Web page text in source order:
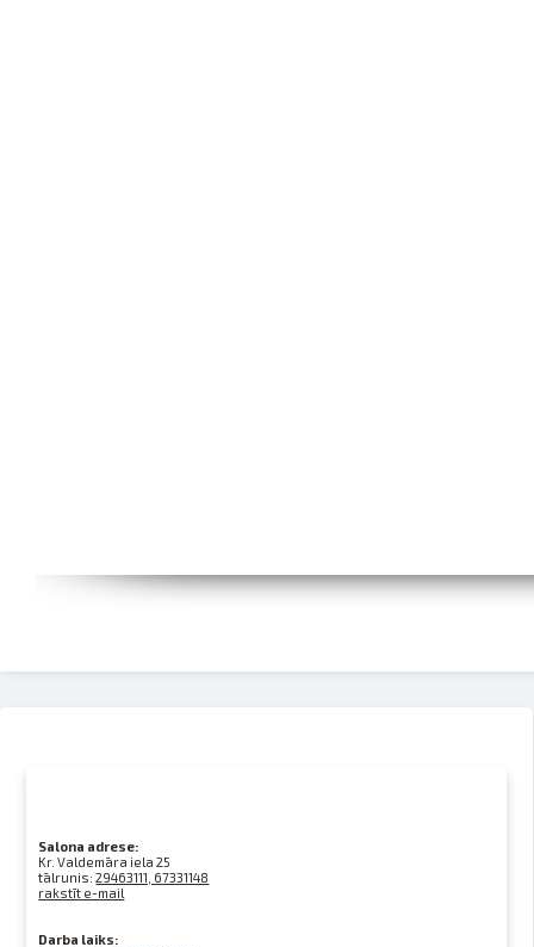
Salona adrese:
Kr. Valdemāra iela 25
tālrunis:29463111, 67331148
rakstīt e-mail
Darba laiks: